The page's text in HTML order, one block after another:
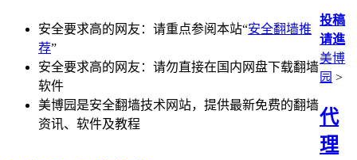
安全要求高的网友：请重点参阅本站“安全翻墙推
荐”
安全要求高的网友：请勿直接在国内网盘下载翻墙
软件
美博园是安全翻墙技术网站，提供最新免费的翻墙
资讯、软件及教程
投稿
请進
美博
园 >
代
理